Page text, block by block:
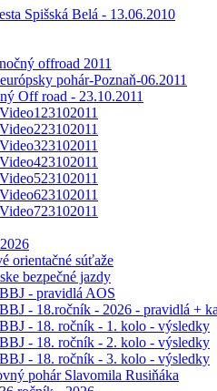
Spišská Belá - 13.06.2010
offroad 2011
pohár-Poznaň-06.2011
Off road - 23.10.2011
Video123102011
Video223102011
Video323102011
Video423102011
Video523102011
Video623102011
Video723102011
orientačné súťaže
bezpečné jazdy
BBJ - pravidlá AOS
BBJ - 18.ročník - 2026 - pravidlá +
BBJ - 18. ročník - 1. kolo - výsledky
BBJ - 18. ročník - 2. kolo - výsledky
BBJ - 18. ročník - 3. kolo - výsledky
pohár Slavomila Rusiňáka